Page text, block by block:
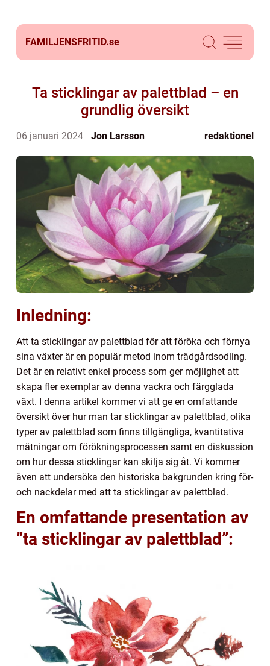
FAMILJENSFRITID.se
Ta sticklingar av palettblad – en
grundlig översikt
06 januari 2024 Jon Larsson redaktionel
Inledning:
Att ta sticklingar av palettblad för att föröka och förnya
sina växter är en populär metod inom trädgårdsodling.
Det är en relativt enkel process som ger möjlighet att
skapa fler exemplar av denna vackra och färgglada
växt. I denna artikel kommer vi att ge en omfattande
översikt över hur man tar sticklingar av palettblad, olika
typer av palettblad som finns tillgängliga, kvantitativa
mätningar om förökningsprocessen samt en diskussion
om hur dessa sticklingar kan skilja sig åt. Vi kommer
även att undersöka den historiska bakgrunden kring för-
och nackdelar med att ta sticklingar av palettblad.
En omfattande presentation av
”ta sticklingar av palettblad”: